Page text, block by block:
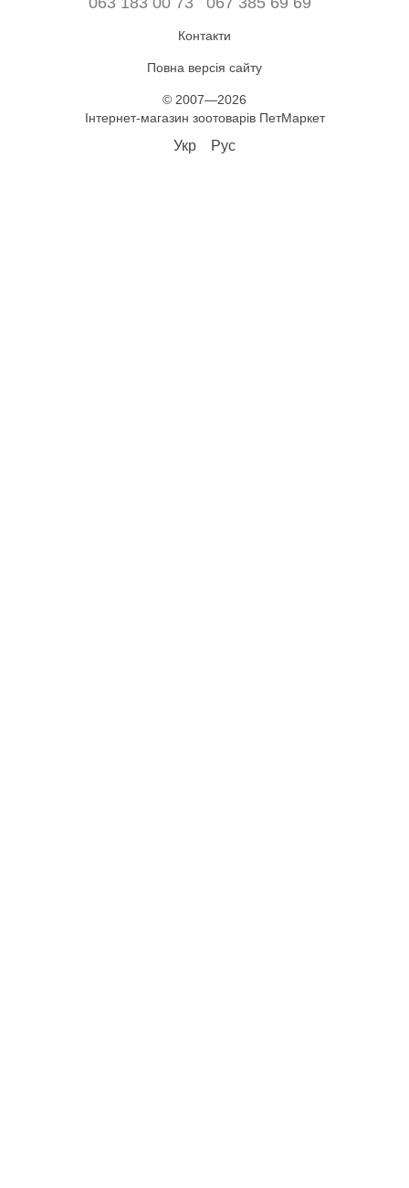
Контакти
Повна версія сайту
© 2007—2026
Інтернет-магазин зоотоварів ПетМаркет
Укр Рус